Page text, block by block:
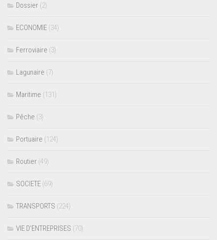
Dossier (2)
ECONOMIE (34)
Ferroviaire (3)
Lagunaire (7)
Maritime (131)
Pêche (3)
Portuaire (124)
Routier (49)
SOCIETE (69)
TRANSPORTS (224)
VIE D’ENTREPRISES (70)